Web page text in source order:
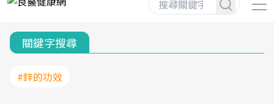
關鍵字搜尋
#鋅的功效